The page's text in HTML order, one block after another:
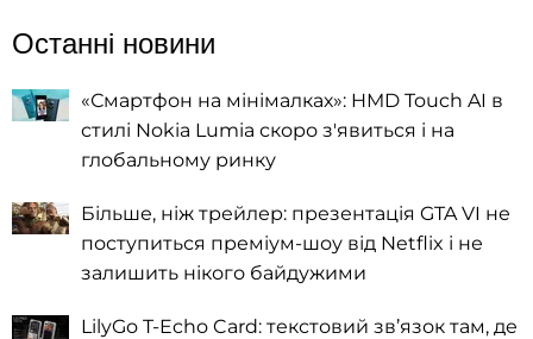
Останні новини
«Смартфон на мінімалках»: HMD Touch AI в
стилі Nokia Lumia скоро з'явиться і на
глобальному ринку
Більше, ніж трейлер: презентація GTA VI не
поступиться преміум-шоу від Netflix і не
залишить нікого байдужими
LilyGo T-Echo Card: текстовий зв’язок там, де